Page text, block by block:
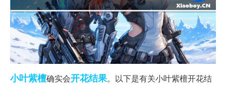
小叶紫檀确实会开花结果。以下是有关小叶紫檀开花结